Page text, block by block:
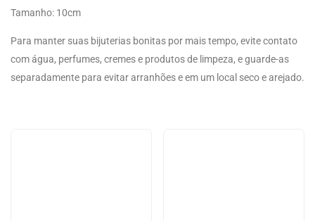
Tamanho: 10cm
Para manter suas bijuterias bonitas por mais tempo, evite contato
com água, perfumes, cremes e produtos de limpeza, e guarde-as
separadamente para evitar arranhões e em um local seco e arejado.